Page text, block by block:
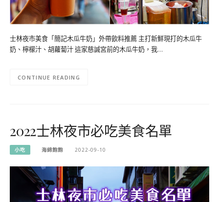
士林夜市美食「簡記木瓜牛奶」外帶飲料推薦 主打新鮮現打的木瓜牛
奶、檸檬汁、胡蘿蔔汁 這家慈諴宮前的木瓜牛奶，我…
CONTINUE READING
2022士林夜市必吃美食名單
小吃 海綿飽飽 2022-09-10